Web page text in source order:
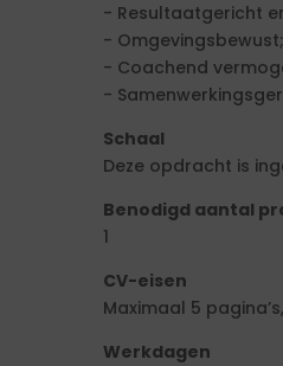
- Resultaatgericht
- Omgevingsbewust;
- Coachend
-
Schaal
Deze opdracht is
Benodigd aantal
1
CV-eisen
Maximaal 5
Werkdagen